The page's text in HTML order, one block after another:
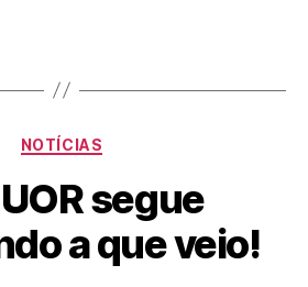
NOTÍCIAS
segue
a que veio!